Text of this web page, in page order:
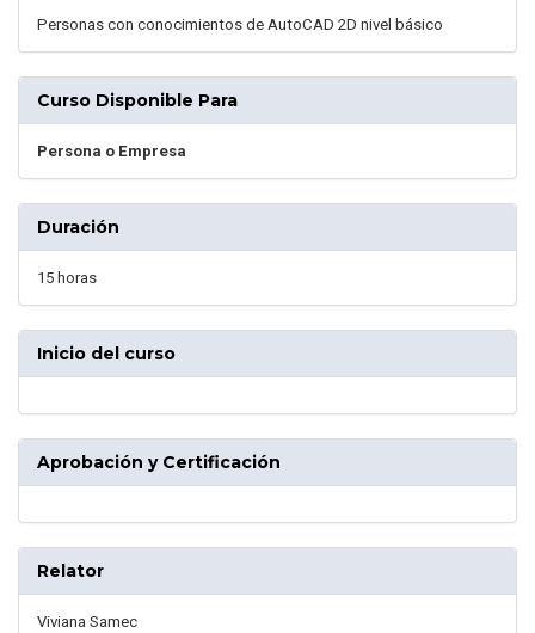
Personas con conocimientos de AutoCAD 2D nivel básico
Curso Disponible Para
Persona o Empresa
Duración
15 horas
Inicio del curso
Aprobación y Certificación
Relator
Viviana Samec